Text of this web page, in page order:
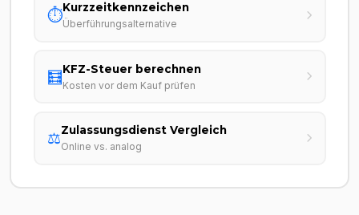
⏱️Kurzzeitkennzeichen
Überführungsalternative
🧮KFZ-Steuer berechnen
Kosten vor dem Kauf prüfen
⚖️Zulassungsdienst Vergleich
Online vs. analog